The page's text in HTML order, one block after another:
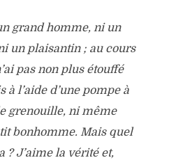
grand homme, ni un
un plaisantin ; au cours
pas non plus étouffé
à l’aide d’une pompe à
grenouille, ni même
bonhomme. Mais quel
? J’aime la vérité et,